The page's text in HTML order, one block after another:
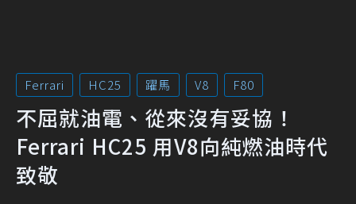
Ferrari HC25 躍馬 V8 F80
不屈就油電、從來沒有妥協！
Ferrari HC25 用V8向純燃油時代
致敬